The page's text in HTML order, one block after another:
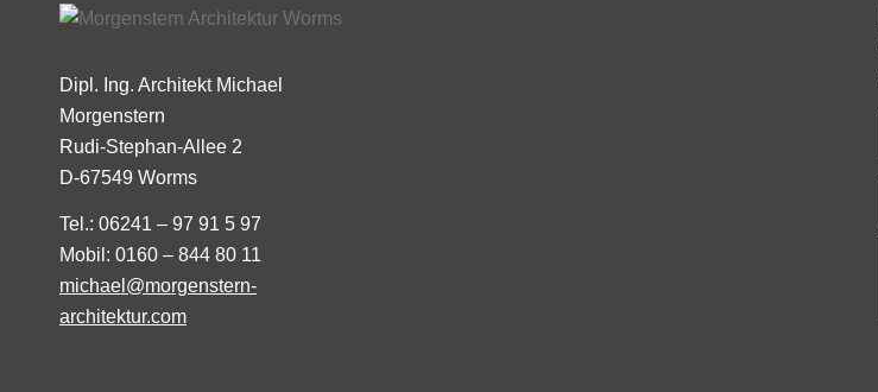
Dipl. Ing. Architekt Michael
Morgenstern
Rudi-Stephan-Allee 2
D-67549 Worms
Tel.: 06241 – 97 91 5 97
Mobil: 0160 – 844 80 11
michael@morgenstern-
architektur.com